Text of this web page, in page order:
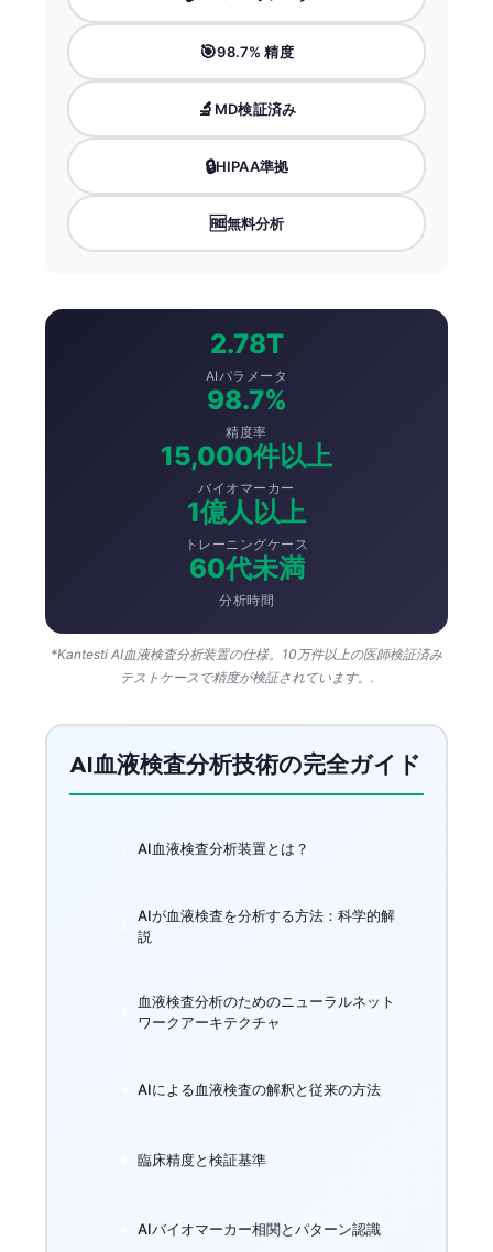
🎯98.7% 精度
🔬 MD検証済み
🔒HIPAA準拠
🆓無料分析
2.78T
AIパラメータ
98.7%
精度率
15,000件以上
バイオマーカー
1億人以上
トレーニングケース
60代未満
分析時間
*Kantesti AI血液検査分析装置の仕様。10万件以上の医師検証済み
テストケースで精度が検証されています。.
AI血液検査分析技術の完全ガイド
AI血液検査分析装置とは？
AIが血液検査を分析する方法：科学的解
説
血液検査分析のためのニューラルネット
ワークアーキテクチャ
AIによる血液検査の解釈と従来の方法
臨床精度と検証基準
AIバイオマーカー相関とパターン認識